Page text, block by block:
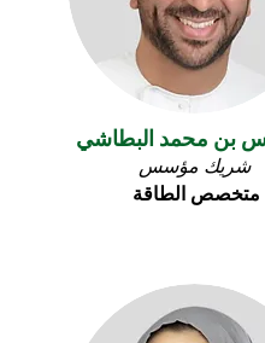
بن محمد البطاشي
شريك مؤسس
متخصصالطاقة